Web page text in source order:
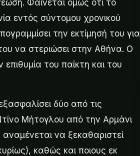
Φαίνεται όμως ότι το
εντός σύντομου χρονικού
την εκτίμησή του για
να στεριώσει στην Αθήνα. Ο
του παίκτη και του
δύο από τις
Μήτογλου από την Αρμάνι
να ξεκαθαριστεί
καθώς και ποιους εκ